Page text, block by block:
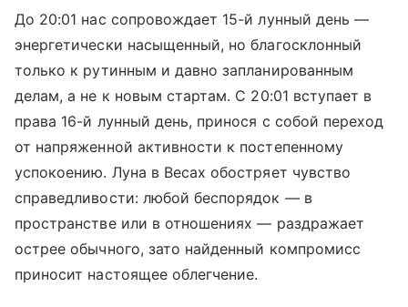
До 20:01 нас сопровождает 15-й лунный день —
энергетически насыщенный, но благосклонный
только к рутинным и давно запланированным
делам, а не к новым стартам. С 20:01 вступает в
права 16-й лунный день, принося с собой переход
от напряженной активности к постепенному
успокоению. Луна в Весах обостряет чувство
справедливости: любой беспорядок — в
пространстве или в отношениях — раздражает
острее обычного, зато найденный компромисс
приносит настоящее облегчение.